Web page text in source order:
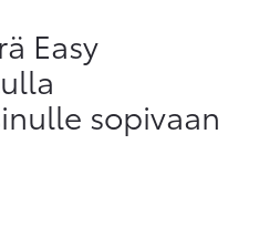
Easy
sopivaan